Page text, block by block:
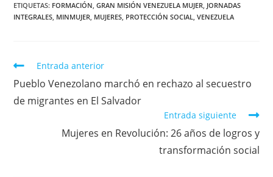
ETIQUETAS: FORMACIÓN, GRAN MISIÓN VENEZUELA MUJER, JORNADAS
INTEGRALES, MINMUJER, MUJERES, PROTECCIÓN SOCIAL, VENEZUELA
Entrada anterior
Pueblo Venezolano marchó en rechazo al secuestro
de migrantes en El Salvador
Entrada siguiente
Mujeres en Revolución: 26 años de logros y
transformación social